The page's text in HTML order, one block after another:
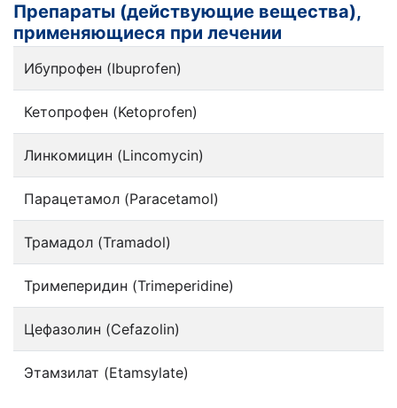
Препараты (действующие вещества),
применяющиеся при лечении
Ибупрофен (Ibuprofen)
Кетопрофен (Ketoprofen)
Линкомицин (Lincomycin)
Парацетамол (Paracetamol)
Трамадол (Tramadol)
Тримеперидин (Trimeperidine)
Цефазолин (Cefazolin)
Этамзилат (Etamsylate)